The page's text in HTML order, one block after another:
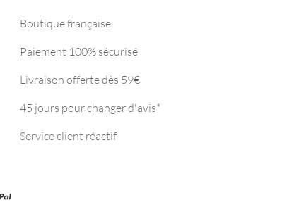
Boutique française
Paiement 100% sécurisé
Livraison offerte dès 59€
45 jours pour changer d'avis*
Service client réactif